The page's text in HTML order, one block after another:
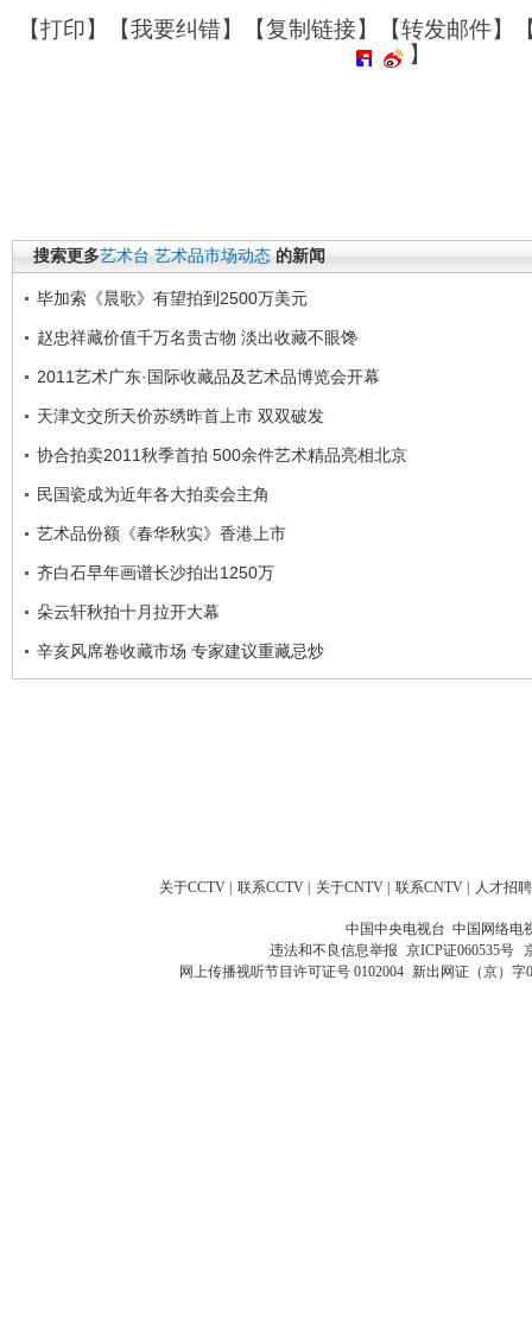
【打印】【我要纠错】【复制链接】【转发邮件】
】
搜索更多艺术台 艺术品市场动态 的新闻
毕加索《晨歌》有望拍到2500万美元
赵忠祥藏价值千万名贵古物 淡出收藏不眼馋
2011艺术广东·国际收藏品及艺术品博览会开幕
天津文交所天价苏绣昨首上市 双双破发
协合拍卖2011秋季首拍 500余件艺术精品亮相北京
民国瓷成为近年各大拍卖会主角
艺术品份额《春华秋实》香港上市
齐白石早年画谱长沙拍出1250万
朵云轩秋拍十月拉开大幕
辛亥风席卷收藏市场 专家建议重藏忌炒
关于CCTV 联系CCTV 关于CNTV 联系CNTV 人才招聘
中国中央电视台 中国网络电
违法和不良信息举报 京ICP证060535号
网上传播视听节目许可证号 0102004 新出网证（京）